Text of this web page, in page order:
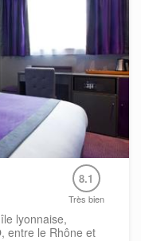
8.1
Très bien
lyonnaise,
entre le Rhône et